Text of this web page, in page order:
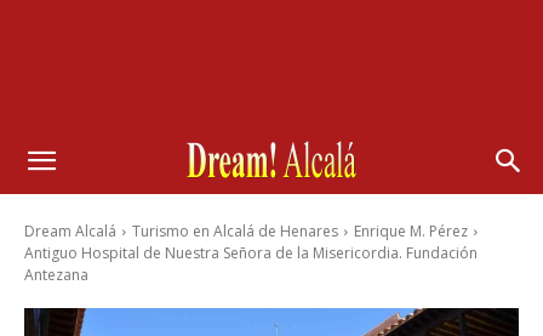
Dream Alcalá Turismo en Alcalá de Henares
Enrique M. Pérez
Antiguo Hospital de Nuestra Señora de la Misericordia. Fundación
Antezana